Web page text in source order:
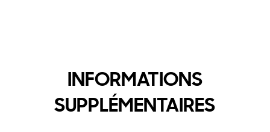
INFORMATIONS
SUPPLÉMENTAIRES